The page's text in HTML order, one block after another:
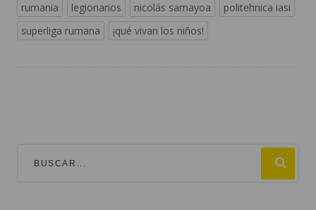
rumania
legionarios nicolás samayoa
politehnica iasi
superliga rumana
¡qué vivan los niños!